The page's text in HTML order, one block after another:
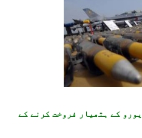
کے ہتھیار فروخت کرنے کے